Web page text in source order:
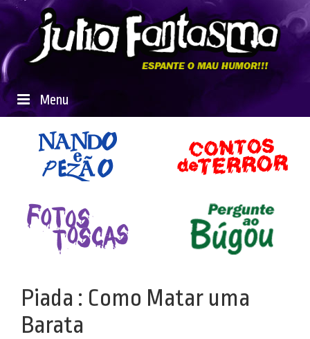
Menu
Piada : Como Matar uma
Barata